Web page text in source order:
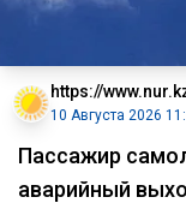
https://
10 Августа 2026
Пассажир
аварийный